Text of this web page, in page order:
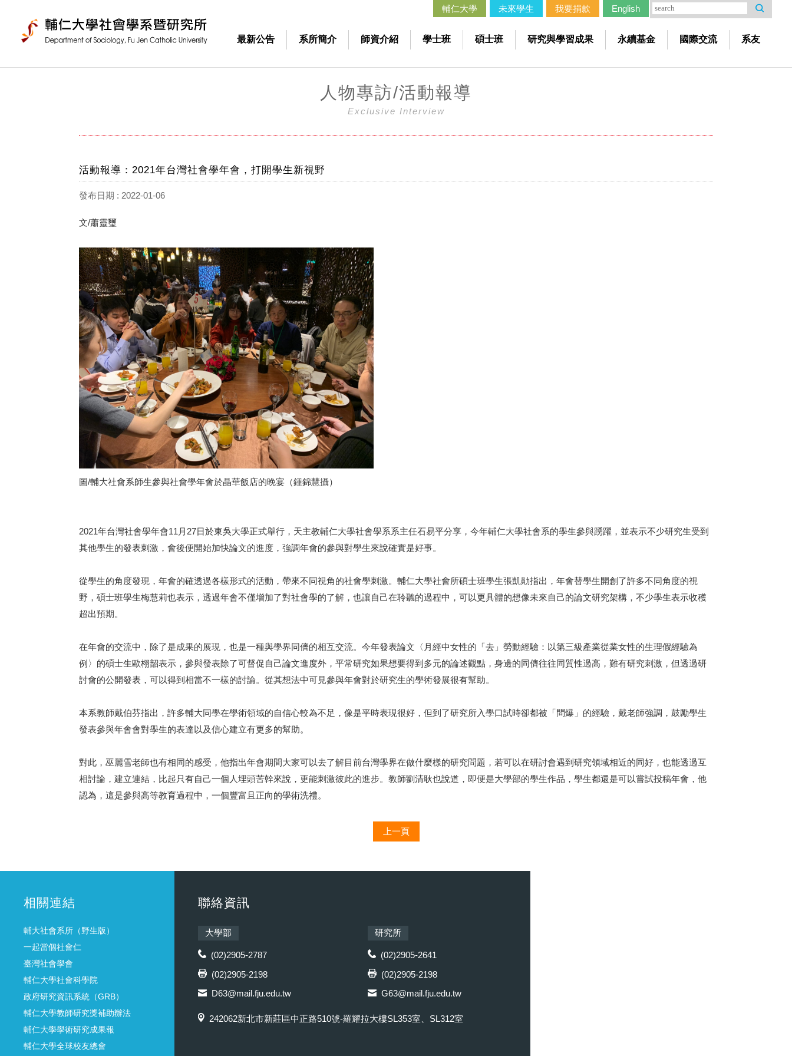
輔仁大學 未來學生 我要捐款 English
最新公告 系所簡介 師資介紹 學士班 碩士班 研究與學習成果 永續基金 國際交流 系友
人物專訪/活動報導
Exclusive Interview
活動報導：2021年台灣社會學年會，打開學生新視野
發布日期 : 2022-01-06
文/蕭靈璽
圖/輔大社會系師生參與社會學年會於晶華飯店的晚宴（鍾錦慧攝）
2021年台灣社會學年會11月27日於東吳大學正式舉行，天主教輔仁大學社會學系系主任石易平分享，今年輔仁大學社會系的學生參與踴躍，並表示不少研究生受到
其他學生的發表刺激，會後便開始加快論文的進度，強調年會的參與對學生來說確實是好事。
從學生的角度發現，年會的確透過各樣形式的活動，帶來不同視角的社會學刺激。輔仁大學社會所碩士班學生張凱勛指出，年會替學生開創了許多不同角度的視
野，碩士班學生梅慧莉也表示，透過年會不僅增加了對社會學的了解，也讓自己在聆聽的過程中，可以更具體的想像未來自己的論文研究架構，不少學生表示收穫
超出預期。
在年會的交流中，除了是成果的展現，也是一種與學界同儕的相互交流。今年發表論文〈月經中女性的「去」勞動經驗：以第三級產業從業女性的生理假經驗為
例〉的碩士生歐栩韶表示，參與發表除了可督促自己論文進度外，平常研究如果想要得到多元的論述觀點，身邊的同儕往往同質性過高，難有研究刺激，但透過研
討會的公開發表，可以得到相當不一樣的討論。從其想法中可見參與年會對於研究生的學術發展很有幫助。
本系教師戴伯芬指出，許多輔大同學在學術領域的自信心較為不足，像是平時表現很好，但到了研究所入學口試時卻都被「問爆」的經驗，戴老師強調，鼓勵學生
發表參與年會會對學生的表達以及信心建立有更多的幫助。
對此，巫麗雪老師也有相同的感受，他指出年會期間大家可以去了解目前台灣學界在做什麼樣的研究問題，若可以在研討會遇到研究領域相近的同好，也能透過互
相討論，建立連結，比起只有自己一個人埋頭苦幹來說，更能刺激彼此的進步。教師劉清耿也說道，即便是大學部的學生作品，學生都還是可以嘗試投稿年會，他
認為，這是參與高等教育過程中，一個豐富且正向的學術洗禮。
上一頁
相關連結
輔大社會系所（野生版）
一起當個社會仁
臺灣社會學會
輔仁大學社會科學院
政府研究資訊系統（GRB）
輔仁大學教師研究獎補助辦法
輔仁大學學術研究成果報
輔仁大學全球校友總會
聯絡資訊
大學部
(02)2905-2787
(02)2905-2198
D63@mail.fju.edu.tw
研究所
(02)2905-2641
(02)2905-2198
G63@mail.fju.edu.tw
242062新北市新莊區中正路510號-羅耀拉大樓SL353室、SL312室